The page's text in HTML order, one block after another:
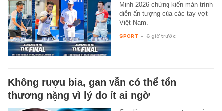
Minh 2026 chứng kiến màn trình
diễn ấn tượng của các tay vợt
Việt Nam.
SPORT - 6 giờ trước
Không rượu bia, gan vẫn có thể tổn
thương nặng vì lý do ít ai ngờ